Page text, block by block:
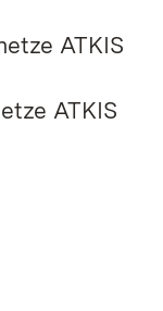
ATKIS
ATKIS